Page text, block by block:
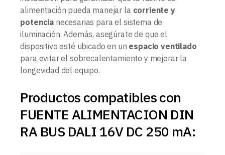
alimentación pueda manejar la corriente y
potencia necesarias para el sistema de
iluminación. Además, asegúrate de que el
dispositivo esté ubicado en un espacio ventilado
para evitar el sobrecalentamiento y mejorar la
longevidad del equipo.
Productos compatibles con
FUENTE ALIMENTACION DIN
RA BUS DALI 16V DC 250 mA: